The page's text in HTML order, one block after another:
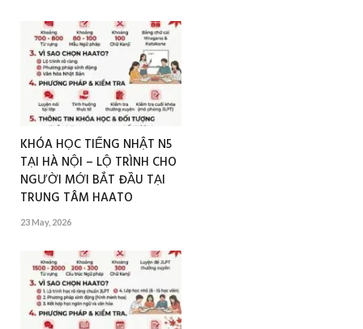
KHÓA HỌC TIẾNG NHẬT N5
TẠI HÀ NỘI – LỘ TRÌNH CHO
NGƯỜI MỚI BẮT ĐẦU TẠI
TRUNG TÂM HAATO
23 May, 2026